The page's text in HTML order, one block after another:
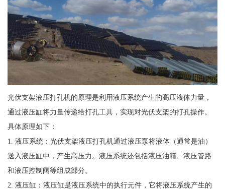
光伏支架液压打孔机的原理是利用液压系统产生的高压液体力量，
通过液压缸将力量传递给打孔工具，实现对光伏支架的打孔操作。
具体原理如下：
1. 液压系统：光伏支架液压打孔机通过液压泵将液体（通常是油）
送入液压缸中，产生高压力。液压系统还包括液压油箱、液压管路
和液压控制阀等组成部分。
2. 液压缸：液压缸是液压系统中的执行元件，它将液压系统产生的